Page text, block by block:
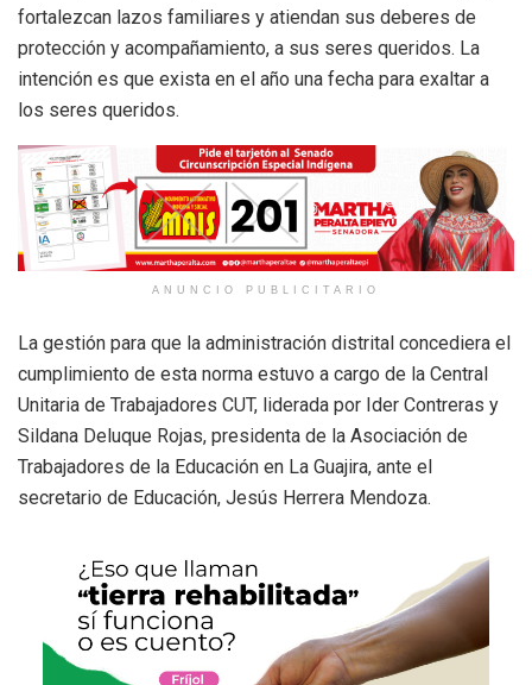
fortalezcan lazos familiares y atiendan sus deberes de
protección y acompañamiento, a sus seres queridos. La
intención es que exista en el año una fecha para exaltar a
los seres queridos.
ANUNCIO PUBLICITARIO
La gestión para que la administración distrital concediera el
cumplimiento de esta norma estuvo a cargo de la Central
Unitaria de Trabajadores CUT, liderada por Ider Contreras y
Sildana Deluque Rojas, presidenta de la Asociación de
Trabajadores de la Educación en La Guajira, ante el
secretario de Educación, Jesús Herrera Mendoza.